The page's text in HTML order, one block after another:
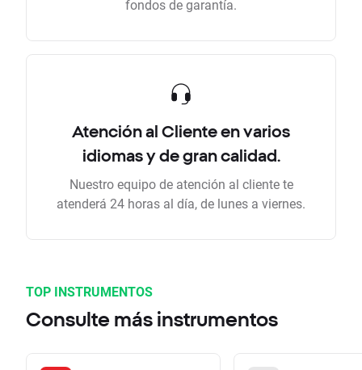
fondos de garantía.
Atención al Cliente en varios
idiomas y de gran calidad.
Nuestro equipo de atención al cliente te
atenderá 24 horas al día, de lunes a viernes.
TOP INSTRUMENTOS
Consulte más instrumentos